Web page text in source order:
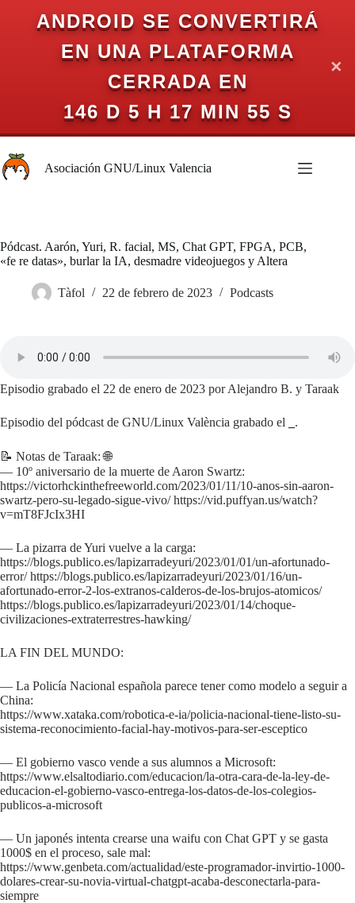
ANDROID SE CONVERTIRÁ
EN UNA PLATAFORMA
CERRADA EN
146 D 5 H 17 MIN 55 S
✕
al
contenidoAsociación GNU/Linux Valencia
Pódcast. Aarón, Yuri, R. facial, MS, Chat GPT, FPGA, PCB,
«fe re datas», burlar la IA, desmadre videojuegos y Altera
Tàfol 22 de febrero de 2023 Podcasts
Episodio grabado el 22 de enero de 2023 por Alejandro B. y Taraak
Episodio del pódcast de GNU/Linux València grabado el .
📝 Notas de Taraak: 🌐
— 10º aniversario de la muerte de Aaron Swartz:
https://victorhckinthefreeworld.com/2023/01/11/10-anos-sin-aaron-
swartz-pero-su-legado-sigue-vivo/ https://vid.puffyan.us/watch?
v=mT8FJcIx3HI
— La pizarra de Yuri vuelve a la carga:
https://blogs.publico.es/lapizarradeyuri/2023/01/01/un-afortunado-
error/ https://blogs.publico.es/lapizarradeyuri/2023/01/16/un-
afortunado-error-2-los-extranos-calderos-de-los-brujos-atomicos/
https://blogs.publico.es/lapizarradeyuri/2023/01/14/choque-
civilizaciones-extraterrestres-hawking/
LA FIN DEL MUNDO:
— La Policía Nacional española parece tener como modelo a seguir a
China:
https://www.xataka.com/robotica-e-ia/policia-nacional-tiene-listo-su-
sistema-reconocimiento-facial-hay-motivos-para-ser-esceptico
— El gobierno vasco vende a sus alumnos a Microsoft:
https://www.elsaltodiario.com/educacion/la-otra-cara-de-la-ley-de-
educacion-el-gobierno-vasco-entrega-los-datos-de-los-colegios-
publicos-a-microsoft
— Un japonés intenta crearse una waifu con Chat GPT y se gasta
1000$ en el proceso, sale mal:
https://www.genbeta.com/actualidad/este-programador-invirtio-1000-
dolares-crear-su-novia-virtual-chatgpt-acaba-desconectarla-para-
siempre